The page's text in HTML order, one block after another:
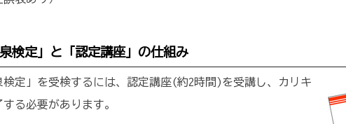
泉検定」と「認定講座」の仕組み
検定」を受検するには、認定講座(約2時間)を受講し、カリキ
する必要があります。